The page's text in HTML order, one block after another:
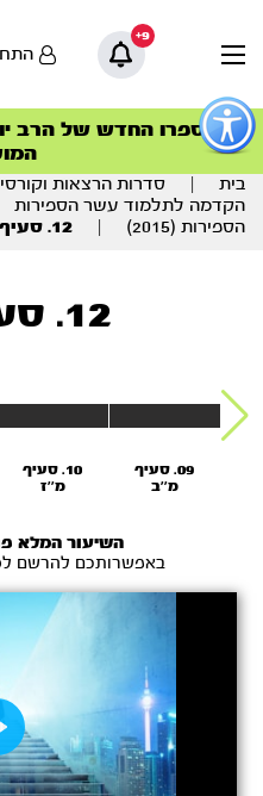
כפתור
לפתיחת
תפריט
9+
סדרות
הסדרה המובילה
ספרו החדש של הרב
הצטרפו למהפכת
סדרות
הסדרה המובילה
תוכן
מרכזי
בית סדרות הרצאות
הקדמה לתלמוד עשר הספירות
הספירות (2015)
12. סעיף נ”ה
12. סעיף נ''ה
09. סעיף
מ''ב
10. סעיף
מ''ז
השיעור המלא
באפשרותכם להרשם